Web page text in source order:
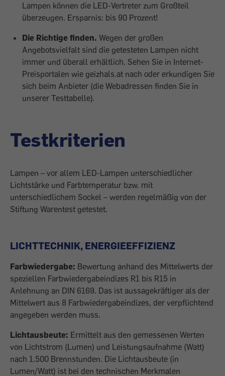
Lampen können die LED-Vertreter zum Großteil
überzeugen. Ersparnis: bis 90 Prozent!
Die Richtige finden. Wegen der großen
Angebotsvielfalt sind die getesteten Lampen nicht
immer und überall erhältlich. Sehen Sie in Internet-
Preisportalen wie geizhals.at nach oder erkundigen Sie
sich beim Anbieter (die Webadressen finden Sie in
unserer Testtabelle).
Testkriterien
Lampen – vor allem LED-Lampen unterschiedlicher
Lichtstärke und Farbtemperatur bzw. mit
unterschiedlichem Sockel – werden regelmäßig von der
Stiftung Warentest getestet.
LICHTTECHNIK, ENERGIEEFFIZIENZ
Farbwiedergabe: Bewertung anhand des Mittelwerts der
speziellen Farbwiedergabeindizes R1 bis R15 in
Anlehnung an DIN 6169. Das ist aussagekräftiger als der
Mittelwert aus 8 Farbwiedergabeindizes, der verpflichtend
angegeben werden muss.
Lichtausbeute: Ermittelt aus den gemessenen Werten
von Lichtstrom (Lumen) und Leistungsaufnahme (Watt)
nach 1.500 Brennstunden. Die Lichtausbeute (in
Lumen/Watt) ist bei den technischen Merkmalen